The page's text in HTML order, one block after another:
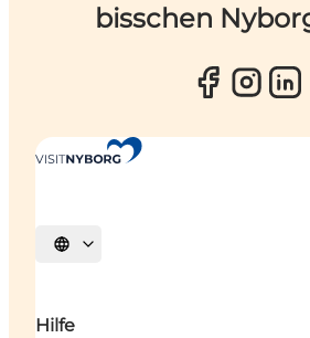
bisschen
Sprache auswählen
Hilfe